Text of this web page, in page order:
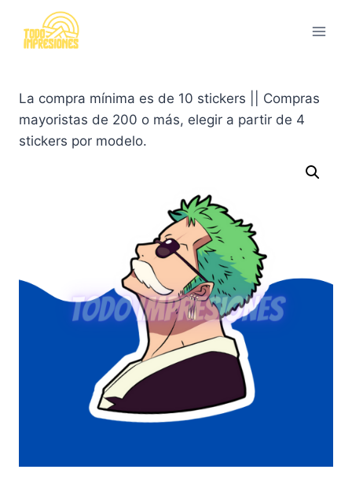
contenido
La compra mínima es de 10 stickers || Compras
mayoristas de 200 o más, elegir a partir de 4
stickers por modelo.